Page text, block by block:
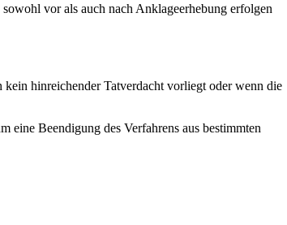
vor als auch nach Anklageerhebung erfolgen
hinreichender Tatverdacht vorliegt oder wenn die
eine Beendigung des Verfahrens aus bestimmten